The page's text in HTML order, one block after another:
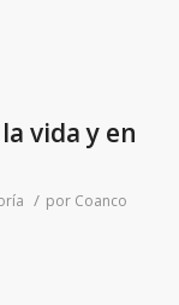
vida y en
/ por Coanco